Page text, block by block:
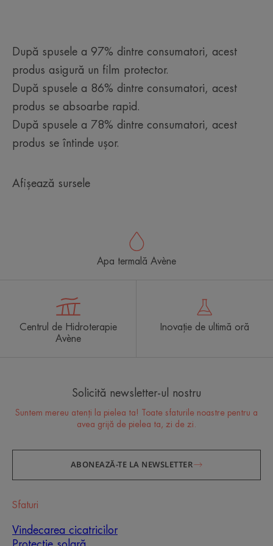
solare.
TRIPLĂ REZISTENȚĂ: foarte rezistent la apă și
rezistent la nisip și transpirație, protejează pielea
de efectele nocive ale soarelui, chiar și în timpul
înotului.
TOLERANȚĂ PEDIATRICĂ RIDICATĂ: Testat sub
control dermatologic și pediatric.
TEXTURĂ UȘOARĂ: permite o aplicare ușoară.
Ambalajul conține cel puțin 36% materiale reciclate
După spusele a 97% dintre consumatori, acest
produs asigură un film protector.
După spusele a 86% dintre consumatori, acest
produs se absoarbe rapid.
După spusele a 78% dintre consumatori, acest
produs se întinde ușor.
Afișează sursele
Apa termală Avène
Centrul de Hidroterapie
Avène
Inovație de ultimă oră
Solicită newsletter-ul nostru
Suntem mereu atenți la pielea ta! Toate sfaturile noastre pentru a
avea grijă de pielea ta, zi de zi.
ABONEAZĂ-TE LA NEWSLETTER
Sfaturi
Vindecarea cicatricilor